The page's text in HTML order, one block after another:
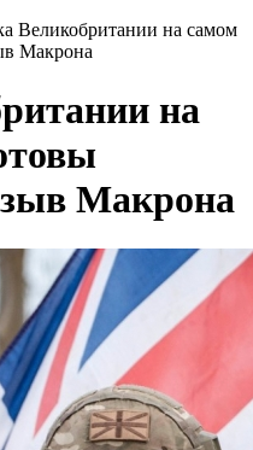
Великобритании на самом
Макрона
на
Макрона